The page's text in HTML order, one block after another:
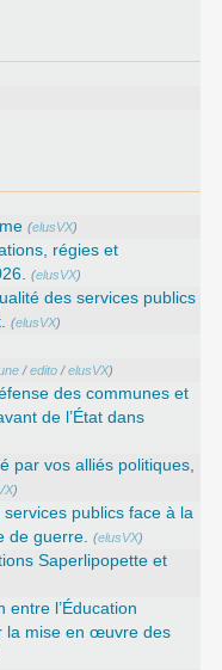
(elusVX)
régies et
(elusVX)
des services publics
(elusVX)
/edito/elusVX)
des communes et
de l’État dans
par vos alliés politiques,
)
publics face à la
de guerre. (elusVX)
Saperlipopette et
entre l’Éducation
la mise en œuvre des